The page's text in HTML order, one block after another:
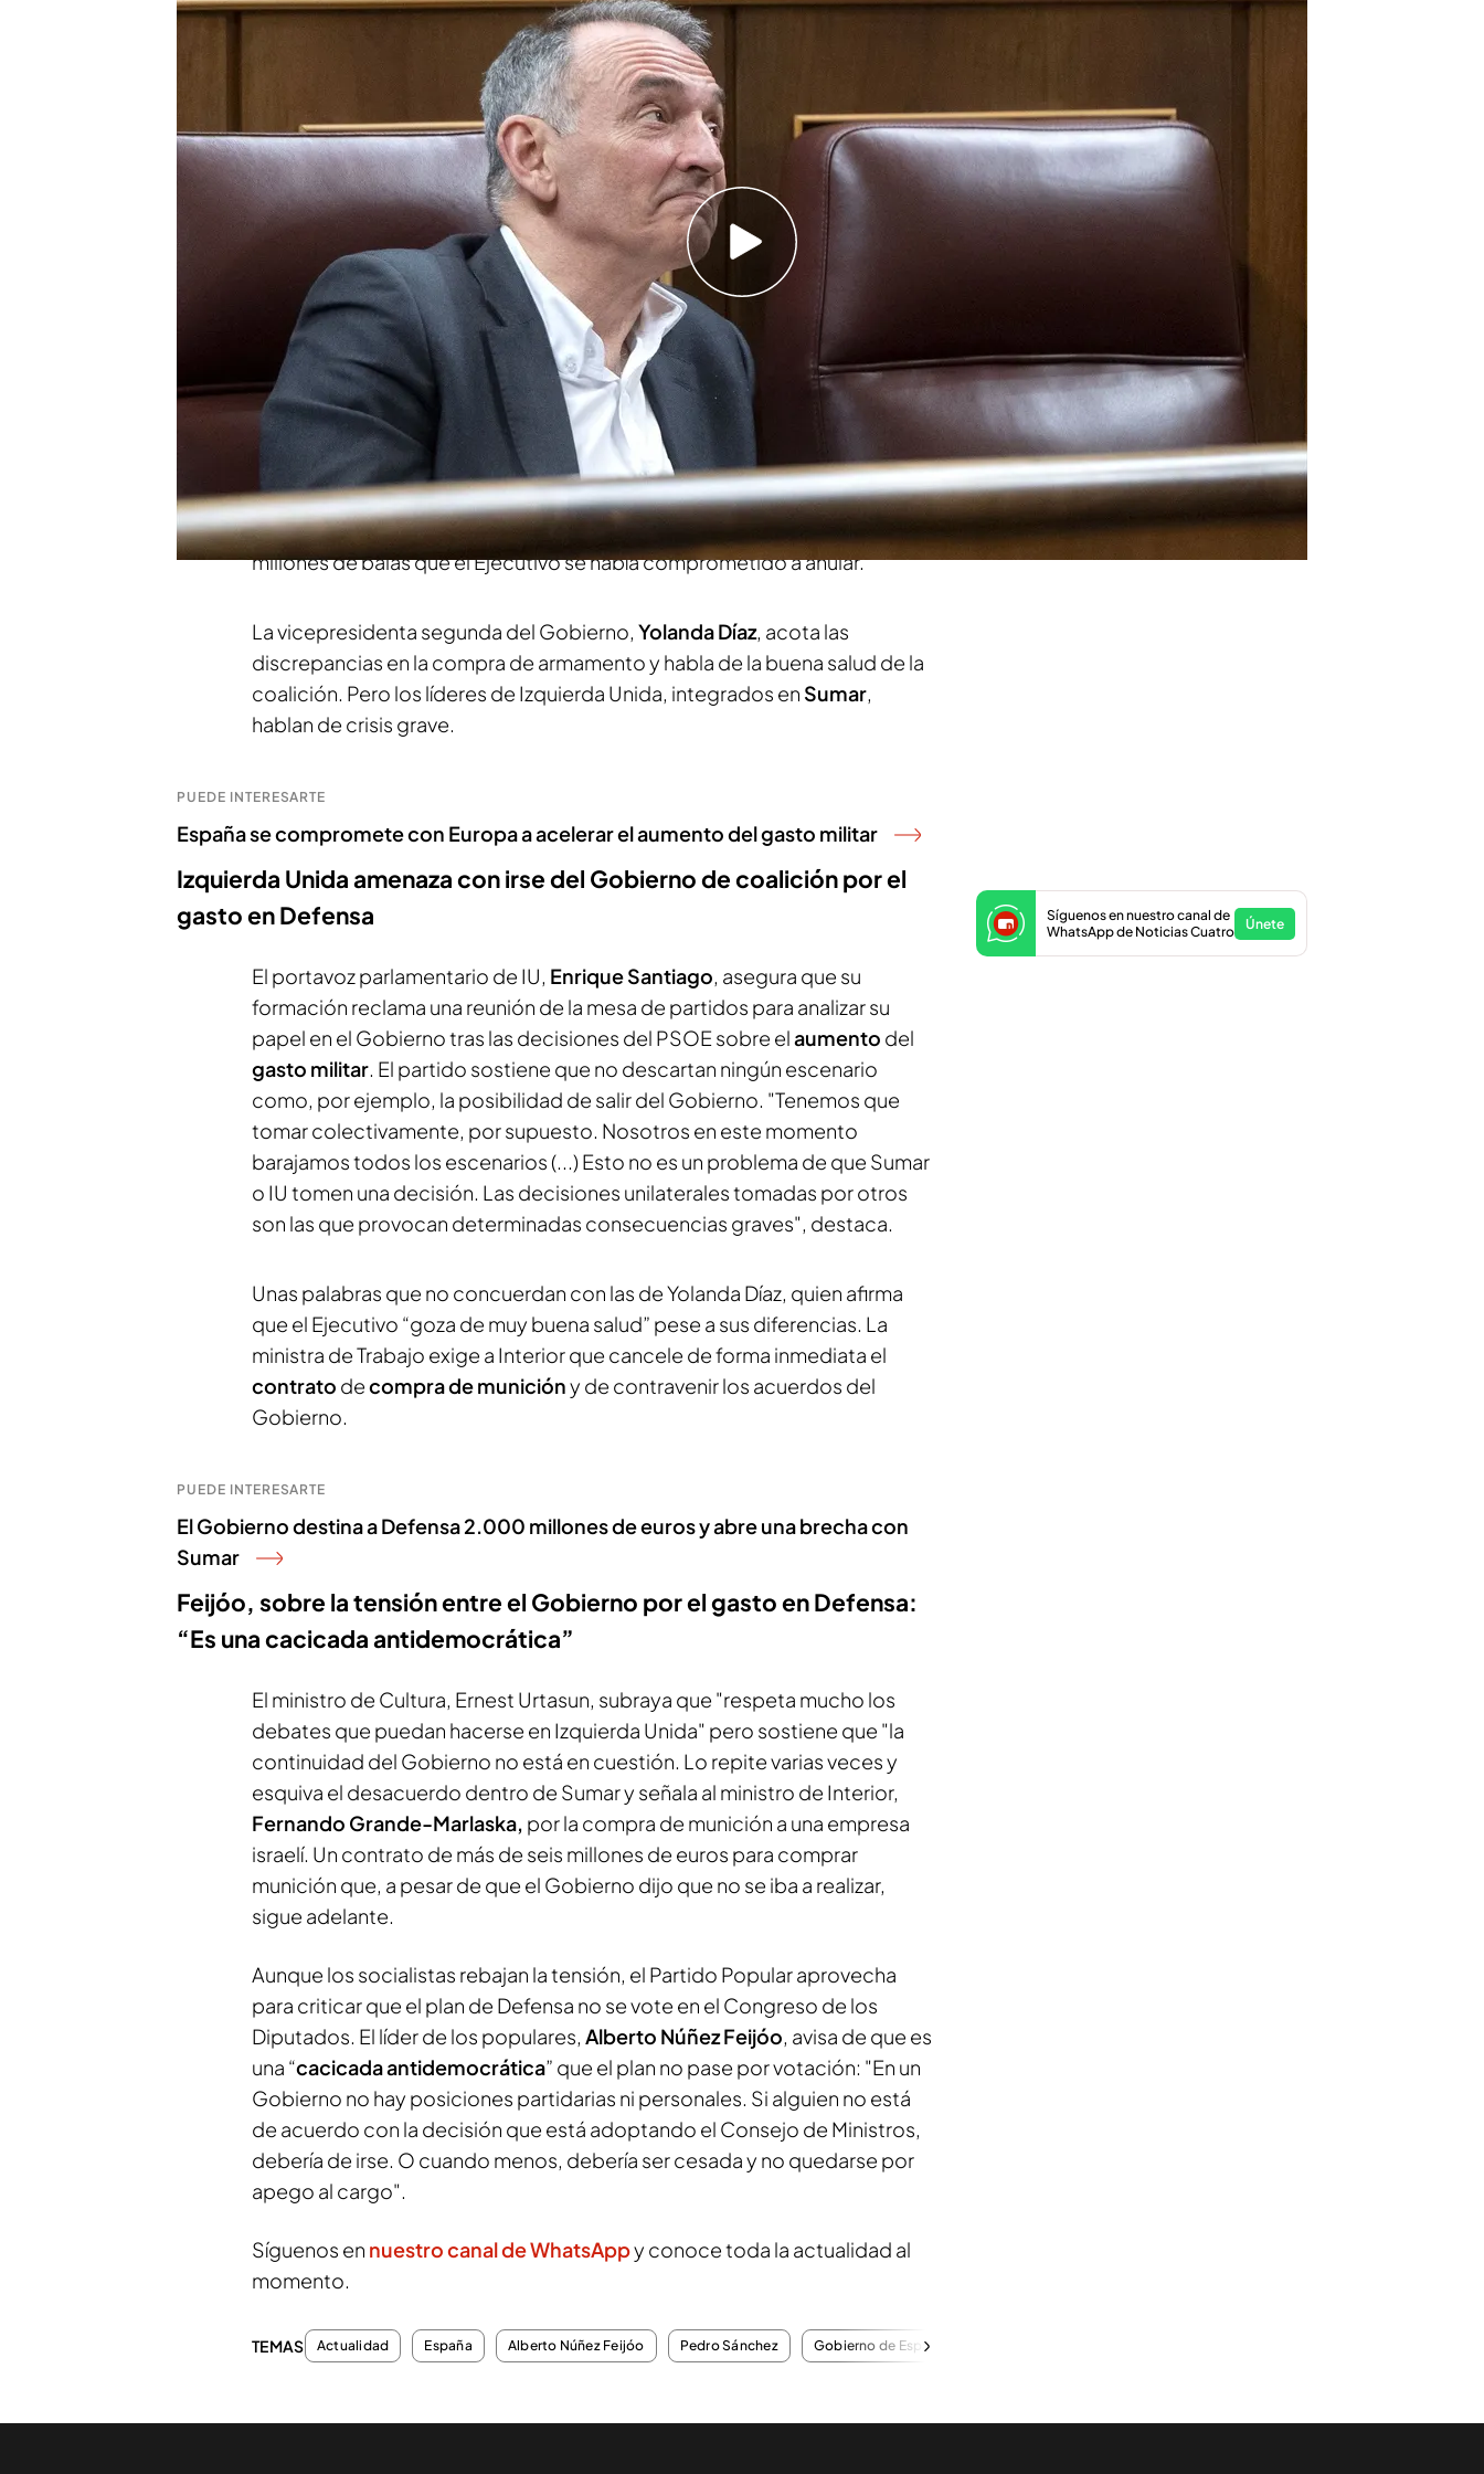
23 ABR 2025 - 20:32h.
El portavoz parlamentario de IU, Enrique Santiago, asegura que su
formación reclama una reunión de la mesa de partidos
La ministra de Trabajo exige a Interior que cancele de forma inmediata
el contrato de compra de munición
Pedro Sánchez afirma que el país alcanzará el 2% del gasto en Defensa
en 2025: “España es un socio fiable”
Compartir
Dentro de Sumar no se ponen de acuerdo en el grado de desacuerdo con
el
aumento del gasto en Defensa, un aspecto que yapidió la Casa Blanca
en un escueto comunicado.Izquierda Unidahabla de la “crisis de
Gobiernomás importante de la legislatura” por la compra a Israel de 15
millones de balas que el Ejecutivo se había comprometido a anular.
La vicepresidenta segunda del Gobierno, Yolanda Díaz, acota las
discrepancias en la compra de armamento y habla de la buena salud de la
coalición. Pero los líderes de Izquierda Unida, integrados en Sumar,
hablan de crisis grave.
PUEDE INTERESARTE
España se compromete con Europa a acelerar el aumento del gasto militar
Izquierda Unida amenaza con irse del Gobierno de coalición por el
gasto en Defensa
El portavoz parlamentario de IU, Enrique Santiago, asegura que su
formación reclama una reunión de la mesa de partidos para analizar su
papel en el Gobierno tras las decisiones del PSOE sobre elaumento del
gasto militar. El partido sostiene que no descartan ningún escenario
como, por ejemplo, la posibilidad de salir del Gobierno. "Tenemos que
tomar colectivamente, por supuesto. Nosotros en este momento
barajamos todos los escenarios (...) Esto no es un problema de que Sumar
o IU tomen una decisión. Las decisiones unilaterales tomadas por otros
son las que provocan determinadas consecuencias graves", destaca.
Unas palabras que no concuerdan con las de Yolanda Díaz, quien afirma
que el Ejecutivo “goza de muy buena salud” pese a sus diferencias. La
ministra de Trabajo exige a Interior que cancele de forma inmediata el
contrato decompra de municióny de contravenir los acuerdos del
Gobierno.
PUEDE INTERESARTE
El Gobierno destina a Defensa 2.000 millones de euros y abre una brecha con
Sumar
Feijóo, sobre la tensión entre el Gobierno por el gasto en Defensa:
“Es una cacicada antidemocrática”
El ministro de Cultura, Ernest Urtasun, subraya que "respeta mucho los
debates que puedan hacerse en Izquierda Unida" pero sostiene que "la
continuidad del Gobierno no está en cuestión. Lo repite varias veces y
esquiva el desacuerdo dentro de Sumar y señala al ministro de Interior,
Fernando Grande-Marlaska, por la compra de munición a una empresa
israelí. Un contrato de más de seis millones de euros para comprar
munición que, a pesar de que el Gobierno dijo que no se iba a realizar,
sigue adelante.
Síguenos en nuestro canal de
WhatsApp de Noticias Cuatro
Únete
Aunque los socialistas rebajan la tensión, el Partido Popular aprovecha
para criticar que el plan de Defensa no se vote en el Congreso de los
Diputados. El líder de los populares, Alberto Núñez Feijóo, avisa de que es
una “cacicada antidemocrática” que el plan no pase por votación: "En un
Gobierno no hay posiciones partidarias ni personales. Si alguien no está
de acuerdo con la decisión que está adoptando el Consejo de Ministros,
debería de irse. O cuando menos, debería ser cesada y no quedarse por
apego al cargo".
Síguenos en nuestro canal de WhatsAppy conoce toda la actualidad al
momento.
TEMAS Actualidad España Alberto Núñez Feijóo Pedro Sánchez Gobierno de España